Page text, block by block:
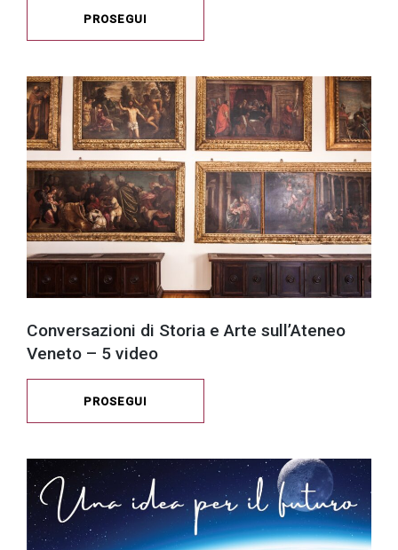
PROSEGUI
Conversazioni di Storia e Arte sull’Ateneo
Veneto – 5 video
PROSEGUI